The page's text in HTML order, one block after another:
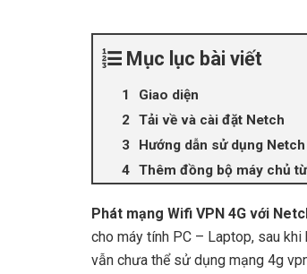
Mục lục bài viết
Giao diện
Tải về và cài đặt Netch
Hướng dẫn sử dụng Netch
Thêm đồng bộ máy chủ
Phát mạng Wifi VPN 4G với
cho máy tính PC – Laptop, sau
vẫn chưa thể sử dụng mạng 4g